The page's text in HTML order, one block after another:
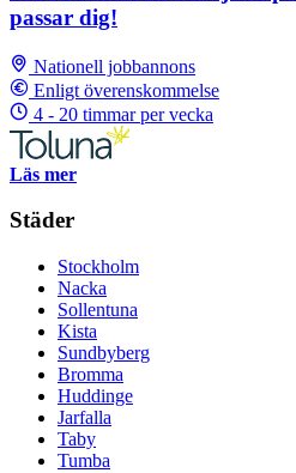
passar dig!
Nationell jobbannons
Enligt överenskommelse
4 - 20 timmar per vecka
Läs mer
Städer
Stockholm
Nacka
Sollentuna
Kista
Sundbyberg
Bromma
Huddinge
Jarfalla
Taby
Tumba